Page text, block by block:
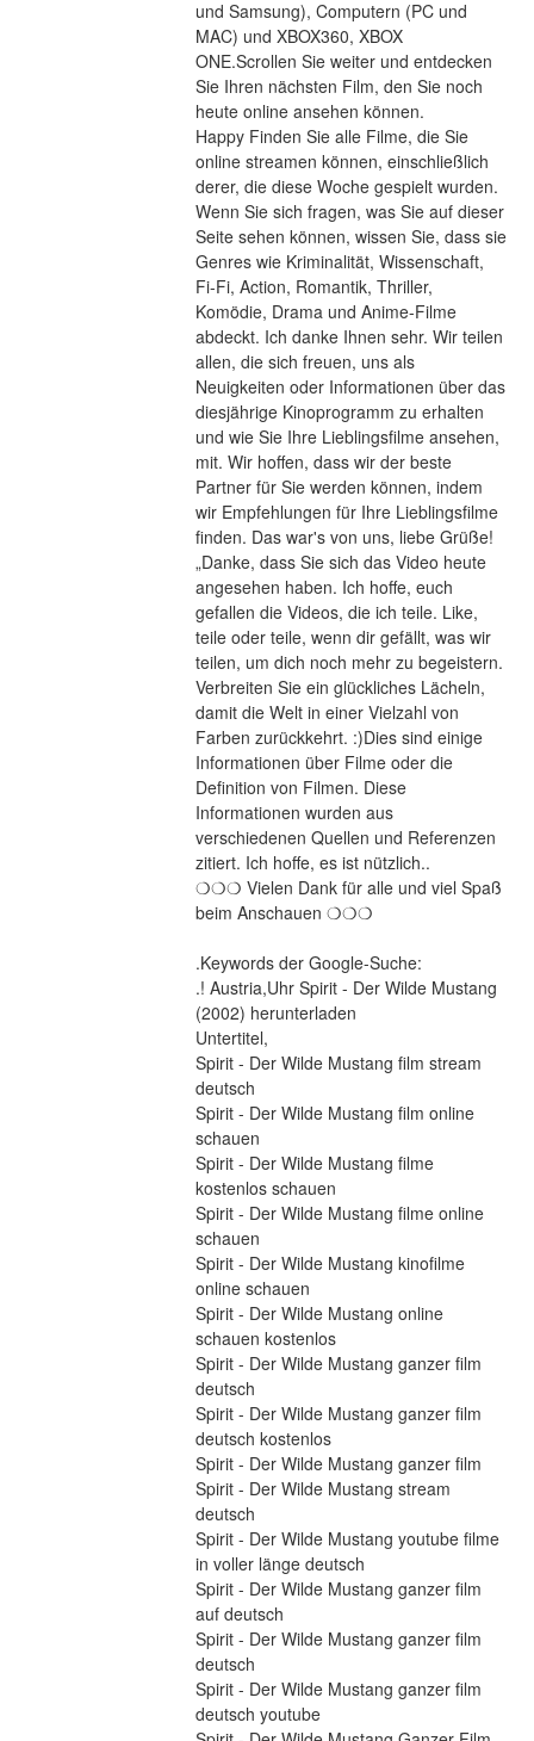
und Samsung), Computern (PC und
MAC) und XBOX360, XBOX
ONE.Scrollen Sie weiter und entdecken
Sie Ihren nächsten Film, den Sie noch
heute online ansehen können.
Happy Finden Sie alle Filme, die Sie
online streamen können, einschließlich
derer, die diese Woche gespielt wurden.
Wenn Sie sich fragen, was Sie auf dieser
Seite sehen können, wissen Sie, dass sie
Genres wie Kriminalität, Wissenschaft,
Fi-Fi, Action, Romantik, Thriller,
Komödie, Drama und Anime-Filme
abdeckt. Ich danke Ihnen sehr. Wir teilen
allen, die sich freuen, uns als
Neuigkeiten oder Informationen über das
diesjährige Kinoprogramm zu erhalten
und wie Sie Ihre Lieblingsfilme ansehen,
mit. Wir hoffen, dass wir der beste
Partner für Sie werden können, indem
wir Empfehlungen für Ihre Lieblingsfilme
finden. Das war's von uns, liebe Grüße!
„Danke, dass Sie sich das Video heute
angesehen haben. Ich hoffe, euch
gefallen die Videos, die ich teile. Like,
teile oder teile, wenn dir gefällt, was wir
teilen, um dich noch mehr zu begeistern.
Verbreiten Sie ein glückliches Lächeln,
damit die Welt in einer Vielzahl von
Farben zurückkehrt. :)Dies sind einige
Informationen über Filme oder die
Definition von Filmen. Diese
Informationen wurden aus
verschiedenen Quellen und Referenzen
zitiert. Ich hoffe, es ist nützlich..
❍❍❍ Vielen Dank für alle und viel Spaß
beim Anschauen ❍❍❍
.Keywords der Google-Suche:
.! Austria,Uhr Spirit - Der Wilde Mustang
(2002) herunterladen
Untertitel,
Spirit - Der Wilde Mustang film stream
deutsch
Spirit - Der Wilde Mustang film online
schauen
Spirit - Der Wilde Mustang filme
kostenlos schauen
Spirit - Der Wilde Mustang filme online
schauen
Spirit - Der Wilde Mustang kinofilme
online schauen
Spirit - Der Wilde Mustang online
schauen kostenlos
Spirit - Der Wilde Mustang ganzer film
deutsch
Spirit - Der Wilde Mustang ganzer film
deutsch kostenlos
Spirit - Der Wilde Mustang ganzer film
Spirit - Der Wilde Mustang stream
deutsch
Spirit - Der Wilde Mustang youtube filme
in voller länge deutsch
Spirit - Der Wilde Mustang ganzer film
auf deutsch
Spirit - Der Wilde Mustang ganzer film
deutsch
Spirit - Der Wilde Mustang ganzer film
deutsch youtube